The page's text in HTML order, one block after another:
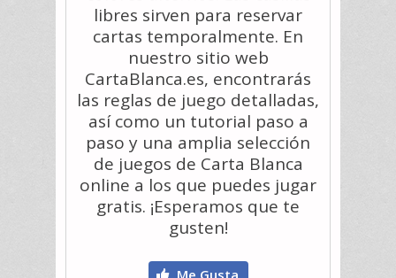
libres sirven para reservar
cartas temporalmente. En
nuestro sitio web
CartaBlanca.es, encontrarás
las reglas de juego detalladas,
así como un tutorial paso a
paso y una amplia selección
de juegos de Carta Blanca
online a los que puedes jugar
gratis. ¡Esperamos que te
gusten!
Me Gusta